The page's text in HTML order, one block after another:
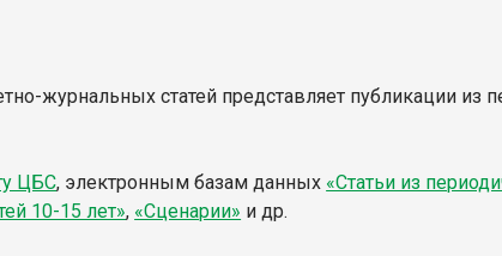
журнальных статей представляет публикации из
ЦБС, электронным базам данных «Статьи из
10-15 лет», «Сценарии» и др.